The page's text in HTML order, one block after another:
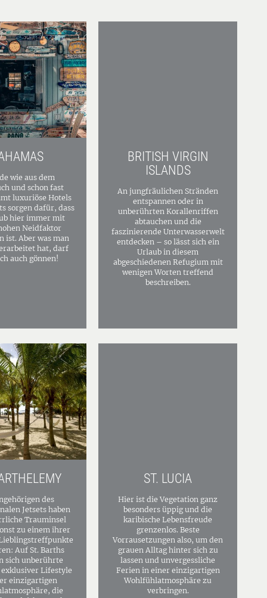
wie aus dem
und schon fast
luxuriöse Hotels
sorgen dafür, dass
hier immer mit
Neidfaktor
ist. Aber was man
hat, darf
auch gönnen!
BRITISH VIRGIN
ISLANDS
An jungfräulichen Stränden
entspannen oder in
unberührten Korallenriffen
abtauchen und die
faszinierende Unterwasserwelt
entdecken – so lässt sich ein
Urlaub in diesem
abgeschiedenen Refugium mit
wenigen Worten treffend
beschreiben.
des
Jetsets haben
Trauminsel
zu einem ihrer
Auf St. Barths
sich unberührte
Lifestyle
einzigartigen
die
ST. LUCIA
Hier ist die Vegetation ganz
besonders üppig und die
karibische Lebensfreude
grenzenlos. Beste
Vorrausetzungen also, um den
grauen Alltag hinter sich zu
lassen und unvergessliche
Ferien in einer einzigartigen
Wohlfühlatmosphäre zu
verbringen.